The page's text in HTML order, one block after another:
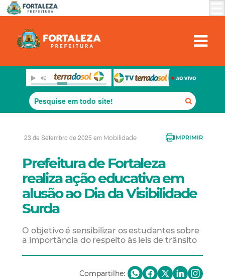
23 de Setembro de 2025 em Mobilidade IMPRIMIR
Prefeitura de Fortaleza
realiza ação educativa em
alusão ao Dia da Visibilidade
Surda
O objetivo é sensibilizar os estudantes sobre
a importância do respeito às leis de trânsito
Compartilhe: